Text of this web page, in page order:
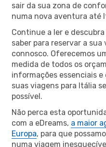
sair da sua zona de
numa nova aventura até
Continue a ler e
saber para reservar a
connosco. Oferecemos
medida de todos os
informações essenciais
suas viagens para Itália
possível.
Não perca esta
com a eDreams, a maior
Europa, para que
numa viagem